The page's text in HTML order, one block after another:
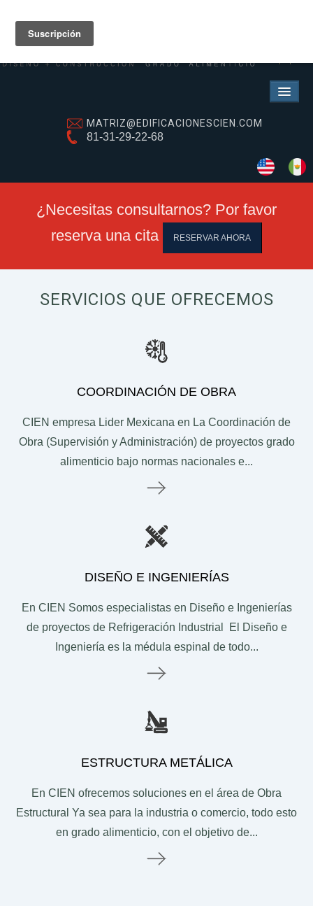
SERVICIOS
Obra estructural
Obra eléctrica
Coordinación de Obra
Proyecto Ejecutivo
Diseño de Áreas de Proceso de Alimentos
Diseño de Plantas Grado Alimenticio
Galería Obra Estructural
Galería Obra Eléctrica
Galería de Proyecto Ejecutivo
NOSOTROS
Blog de refrigeración
Videos
MATRIZ@EDIFICACIONESCIEN.COM
81-31-29-22-68
¿Necesitas consultarnos? Por favor
reserva una cita
RESERVAR AHORA
SERVICIOS QUE OFRECEMOS
COORDINACIÓN DE OBRA
CIEN empresa Lider Mexicana en La Coordinación de
Obra (Supervisión y Administración) de proyectos grado
alimenticio bajo normas nacionales e...
DISEÑO E INGENIERÍAS
En CIEN Somos especialistas en Diseño e Ingenierías
de proyectos de Refrigeración Industrial El Diseño e
Ingeniería es la médula espinal de todo...
ESTRUCTURA METÁLICA
En CIEN ofrecemos soluciones en el área de Obra
Estructural Ya sea para la industria o comercio, todo esto
en grado alimenticio, con el objetivo de...